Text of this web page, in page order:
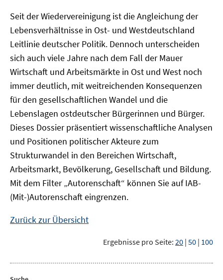
Seit der Wiedervereinigung ist die Angleichung der
Lebensverhältnisse in Ost- und Westdeutschland
Leitlinie deutscher Politik. Dennoch unterscheiden
sich auch viele Jahre nach dem Fall der Mauer
Wirtschaft und Arbeitsmärkte in Ost und West noch
immer deutlich, mit weitreichenden Konsequenzen
für den gesellschaftlichen Wandel und die
Lebenslagen ostdeutscher Bürgerinnen und Bürger.
Dieses Dossier präsentiert wissenschaftliche Analysen
und Positionen politischer Akteure zum
Strukturwandel in den Bereichen Wirtschaft,
Arbeitsmarkt, Bevölkerung, Gesellschaft und Bildung.
Mit dem Filter „Autorenschaft“ können Sie auf IAB-
(Mit-)Autorenschaft eingrenzen.
Zurück zur Übersicht
Ergebnisse pro Seite: 20 | 50 | 100